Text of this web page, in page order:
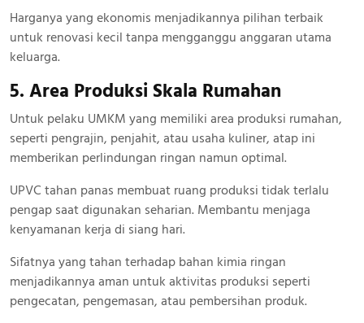
Harganya yang ekonomis menjadikannya pilihan terbaik
untuk renovasi kecil tanpa mengganggu anggaran utama
keluarga.
5. Area Produksi Skala Rumahan
Untuk pelaku UMKM yang memiliki area produksi rumahan,
seperti pengrajin, penjahit, atau usaha kuliner, atap ini
memberikan perlindungan ringan namun optimal.
UPVC tahan panas membuat ruang produksi tidak terlalu
pengap saat digunakan seharian. Membantu menjaga
kenyamanan kerja di siang hari.
Sifatnya yang tahan terhadap bahan kimia ringan
menjadikannya aman untuk aktivitas produksi seperti
pengecatan, pengemasan, atau pembersihan produk.